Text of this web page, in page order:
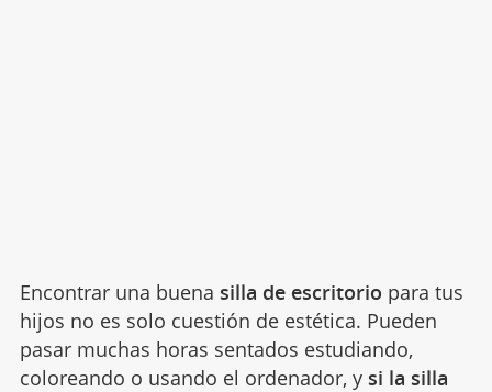
Encontrar una buena silla de escritorio para tus
hijos no es solo cuestión de estética. Pueden
pasar muchas horas sentados estudiando,
coloreando o usando el ordenador, y si la silla